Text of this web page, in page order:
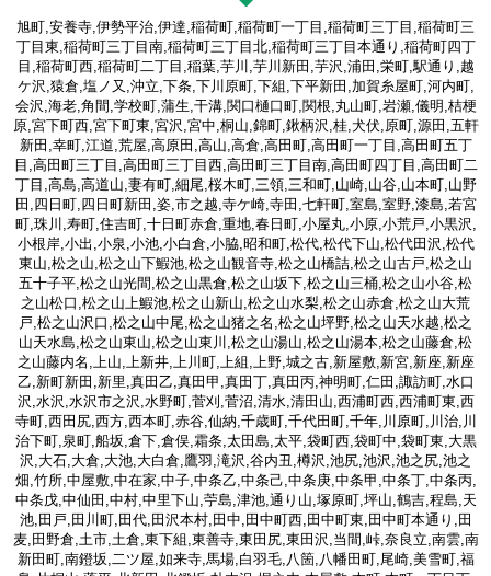
旭町,安養寺,伊勢平治,伊達,稲荷町,稲荷町一丁目,稲荷町三丁目,稲荷町三
丁目東,稲荷町三丁目南,稲荷町三丁目北,稲荷町三丁目本通り,稲荷町四丁
目,稲荷町西,稲荷町二丁目,稲葉,芋川,芋川新田,芋沢,浦田,栄町,駅通り,越
ケ沢,猿倉,塩ノ又,沖立,下条,下川原町,下組,下平新田,加賀糸屋町,河内町,
会沢,海老,角間,学校町,蒲生,干溝,関口樋口町,関根,丸山町,岩瀬,儀明,桔梗
原,宮下町西,宮下町東,宮沢,宮中,桐山,錦町,鍬柄沢,桂,犬伏,原町,源田,五軒
新田,幸町,江道,荒屋,高原田,高山,高倉,高田町,高田町一丁目,高田町五丁
目,高田町三丁目,高田町三丁目西,高田町三丁目南,高田町四丁目,高田町二
丁目,高島,高道山,妻有町,細尾,桜木町,三領,三和町,山崎,山谷,山本町,山野
田,四日町,四日町新田,姿,市之越,寺ケ崎,寺田,七軒町,室島,室野,漆島,若宮
町,珠川,寿町,住吉町,十日町赤倉,重地,春日町,小屋丸,小原,小荒戸,小黒沢,
小根岸,小出,小泉,小池,小白倉,小脇,昭和町,松代,松代下山,松代田沢,松代
東山,松之山,松之山下鰕池,松之山観音寺,松之山橋詰,松之山古戸,松之山
五十子平,松之山光間,松之山黒倉,松之山坂下,松之山三桶,松之山小谷,松
之山松口,松之山上鰕池,松之山新山,松之山水梨,松之山赤倉,松之山大荒
戸,松之山沢口,松之山中尾,松之山猪之名,松之山坪野,松之山天水越,松之
山天水島,松之山東山,松之山東川,松之山湯山,松之山湯本,松之山藤倉,松
之山藤内名,上山,上新井,上川町,上組,上野,城之古,新屋敷,新宮,新座,新座
乙,新町新田,新里,真田乙,真田甲,真田丁,真田丙,神明町,仁田,諏訪町,水口
沢,水沢,水沢市之沢,水野町,菅刈,菅沼,清水,清田山,西浦町西,西浦町東,西
寺町,西田尻,西方,西本町,赤谷,仙納,千歳町,千代田町,千年,川原町,川治,川
治下町,泉町,船坂,倉下,倉俣,霜条,太田島,太平,袋町西,袋町中,袋町東,大黒
沢,大石,大倉,大池,大白倉,鷹羽,滝沢,谷内丑,樽沢,池尻,池沢,池之尻,池之
畑,竹所,中屋敷,中在家,中子,中条乙,中条己,中条庚,中条甲,中条丁,中条丙,
中条戊,中仙田,中村,中里下山,苧島,津池,通り山,塚原町,坪山,鶴吉,程島,天
池,田戸,田川町,田代,田沢本村,田中,田中町西,田中町東,田中町本通り,田
麦,田野倉,土市,土倉,東下組,東善寺,東田尻,東田沢,当間,峠,奈良立,南雲,南
新田町,南鐙坂,二ツ屋,如来寺,馬場,白羽毛,八箇,八幡田町,尾崎,美雪町,福